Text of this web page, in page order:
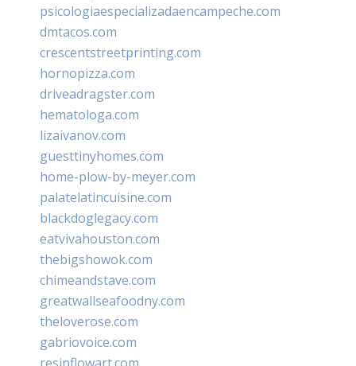
psicologiaespecializadaencampeche.com
dmtacos.com
crescentstreetprinting.com
hornopizza.com
driveadragster.com
hematologa.com
lizaivanov.com
guesttinyhomes.com
home-plow-by-meyer.com
palatelatincuisine.com
blackdoglegacy.com
eatvivahouston.com
thebigshowok.com
chimeandstave.com
greatwallseafoodny.com
theloverose.com
gabriovoice.com